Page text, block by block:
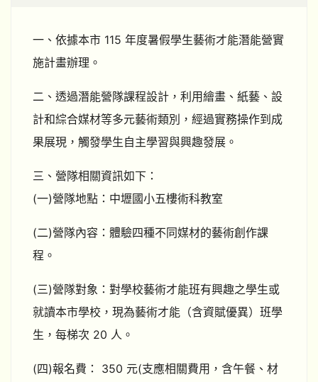
一、依據本市 115 年度暑假學生藝術才能潛能營實
施計畫辦理。
二、透過潛能營隊課程設計，利用繪畫、紙藝、設
計和綜合媒材等多元藝術類別，經過實務操作到成
果展現，觸發學生自主學習與興趣發展。
三、營隊相關資訊如下：
(一)營隊地點：中壢國小五樓術科教室
(二)營隊內容：體驗四種不同媒材的藝術創作課
程。
(三)營隊對象：對學校藝術才能班有興趣之學生或
就讀本市學校，現為藝術才能（含資賦優異）班學
生，每梯次 20 人。
(四)報名費： 350 元(支應相關費用，含午餐、材